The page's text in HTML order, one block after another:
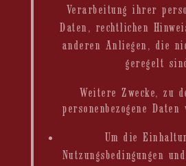
Verarbeitung ihrer
Daten, rechtlichen
anderen Anliegen, die
geregelt
Weitere Zwecke, zu
personenbezogene
Um die
Nutzungsbedingungen